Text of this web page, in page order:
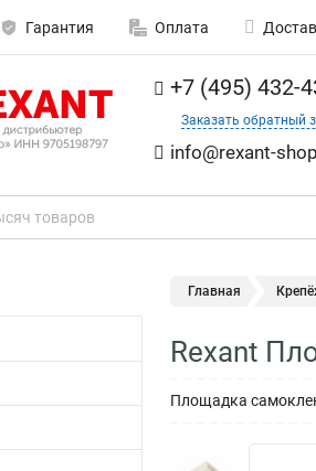
Гарантия Оплата
+7 (495) 432-
Заказать обратный
info@rexant-
Главная
Rexant
Площадка